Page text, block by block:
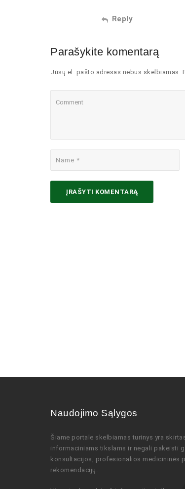
Reply
Parašykite komentarą
Jūsų el. pašto adresas nebus skelbiamas.
Naudojimo Sąlygos
Šiame portale skelbiamas turinys yra
informaciniams tikslams ir negali pakeisti
konsultacijos, profesionalios medicininės
rekomendacijų .